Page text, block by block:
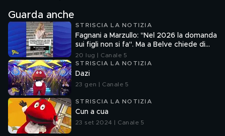
Ecco perché il talk potrebbe non tornare la prossima
stagione
Guarda anche
STRISCIA LA NOTIZIA
Fagnani a Marzullo: "Nel 2026 la domanda
sui figli non si fa". Ma a Belve chiede di
aborto e maternità
20 lug | Canale 5
STRISCIA LA NOTIZIA
Dazi
23 gen | Canale 5
STRISCIA LA NOTIZIA
Cun a cua
23 set 2024 | Canale 5